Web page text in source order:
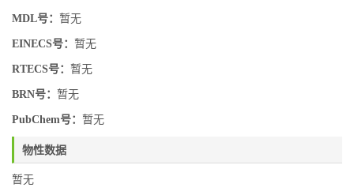
MDL号： 暂无
EINECS号： 暂无
RTECS号： 暂无
BRN号： 暂无
PubChem号： 暂无
物性数据
暂无